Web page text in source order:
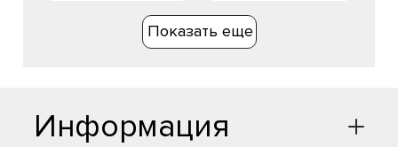
Показать еще
Информация